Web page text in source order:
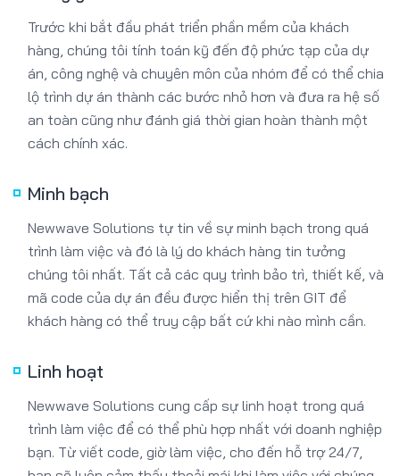
Trước khi bắt đầu phát triển phần mềm của khách
hàng, chúng tôi tính toán kỹ đến độ phức tạp của dự
án, công nghệ và chuyên môn của nhóm để có thể chia
lộ trình dự án thành các bước nhỏ hơn và đưa ra hệ số
an toàn cũng như đánh giá thời gian hoàn thành một
cách chính xác.
Minh bạch
Newwave Solutions tự tin về sự minh bạch trong quá
trình làm việc và đó là lý do khách hàng tin tưởng
chúng tôi nhất. Tất cả các quy trình bảo trì, thiết kế, và
mã code của dự án đều được hiển thị trên GIT để
khách hàng có thể truy cập bất cứ khi nào mình cần.
Linh hoạt
Newwave Solutions cung cấp sự linh hoạt trong quá
trình làm việc để có thể phù hợp nhất với doanh nghiệp
bạn. Từ viết code, giờ làm việc, cho đến hỗ trợ 24/7,